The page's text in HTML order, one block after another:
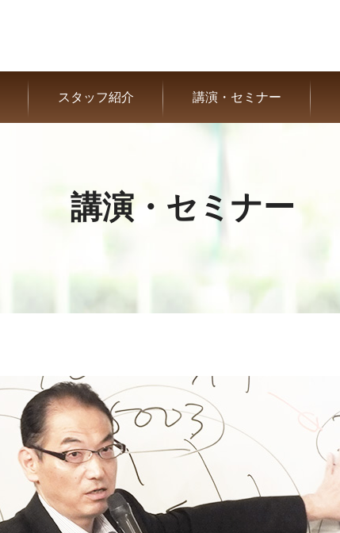
スタッフ紹介 講演・セミナー
講演・セミナー